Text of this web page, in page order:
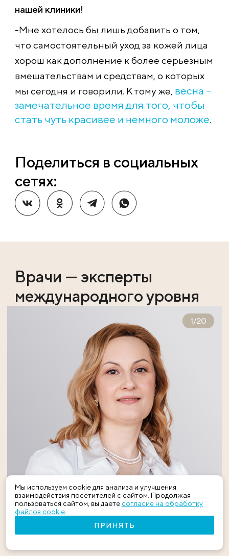
Мы используем cookie для анализа и улучшения
взаимодействия посетителей с сайтом. Продолжая
пользоваться сайтом, вы даете согласие на обработку
файлов cookie
ПРИНЯТЬ
нашей клиники!
-Мне хотелось бы лишь добавить о том,
что самостоятельный уход за кожей лица
хорош как дополнение к более серьезным
вмешательствам и средствам, о которых
мы сегодня и говорили. К тому же, весна –
замечательное время для того, чтобы
стать чуть красивее и немного моложе.
Поделиться в социальных
сетях:
Врачи — эксперты
международного уровня
1/20
Андреева Лиля Энверовна
врач – уролог-андролог высшей категории,